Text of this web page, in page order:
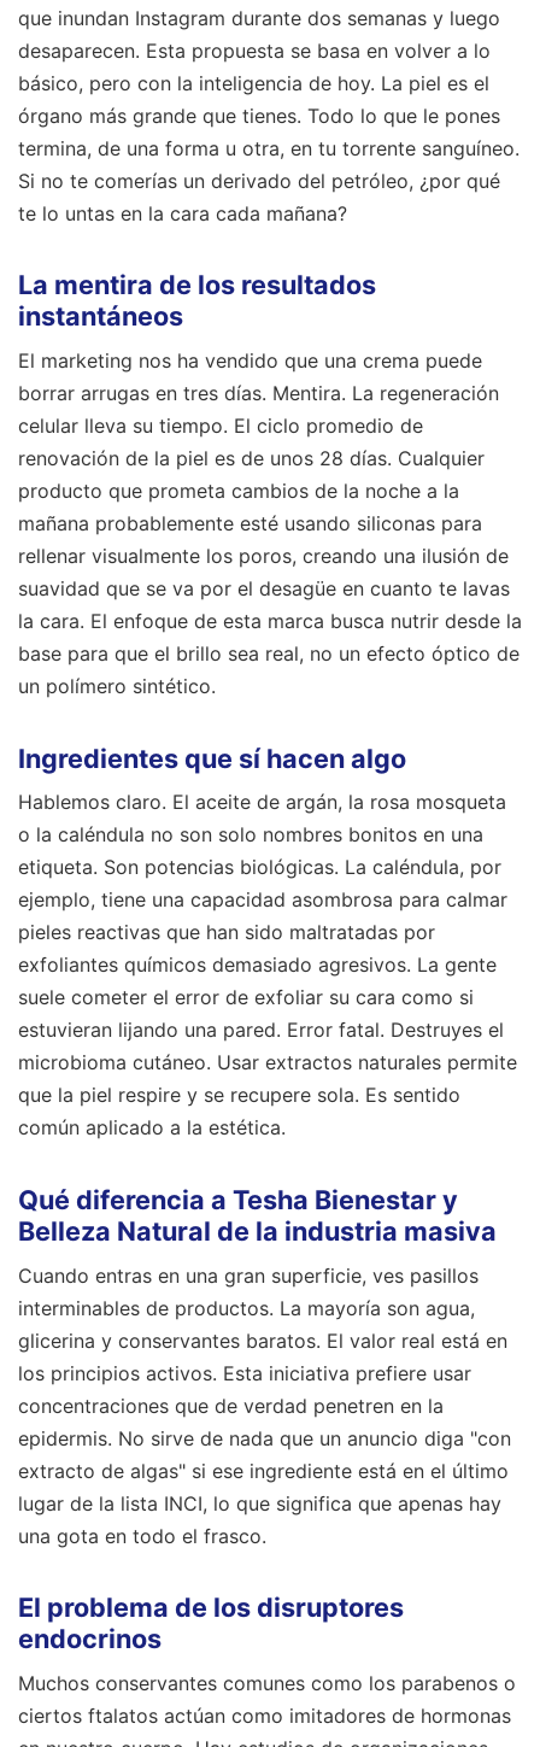
que inundan Instagram durante dos semanas y luego
desaparecen. Esta propuesta se basa en volver a lo
básico, pero con la inteligencia de hoy. La piel es el
órgano más grande que tienes. Todo lo que le pones
termina, de una forma u otra, en tu torrente sanguíneo.
Si no te comerías un derivado del petróleo, ¿por qué
te lo untas en la cara cada mañana?
La mentira de los resultados
instantáneos
El marketing nos ha vendido que una crema puede
borrar arrugas en tres días. Mentira. La regeneración
celular lleva su tiempo. El ciclo promedio de
renovación de la piel es de unos 28 días. Cualquier
producto que prometa cambios de la noche a la
mañana probablemente esté usando siliconas para
rellenar visualmente los poros, creando una ilusión de
suavidad que se va por el desagüe en cuanto te lavas
la cara. El enfoque de esta marca busca nutrir desde la
base para que el brillo sea real, no un efecto óptico de
un polímero sintético.
Ingredientes que sí hacen algo
Hablemos claro. El aceite de argán, la rosa mosqueta
o la caléndula no son solo nombres bonitos en una
etiqueta. Son potencias biológicas. La caléndula, por
ejemplo, tiene una capacidad asombrosa para calmar
pieles reactivas que han sido maltratadas por
exfoliantes químicos demasiado agresivos. La gente
suele cometer el error de exfoliar su cara como si
estuvieran lijando una pared. Error fatal. Destruyes el
microbioma cutáneo. Usar extractos naturales permite
que la piel respire y se recupere sola. Es sentido
común aplicado a la estética.
Qué diferencia a Tesha Bienestar y
Belleza Natural de la industria masiva
Cuando entras en una gran superficie, ves pasillos
interminables de productos. La mayoría son agua,
glicerina y conservantes baratos. El valor real está en
los principios activos. Esta iniciativa prefiere usar
concentraciones que de verdad penetren en la
epidermis. No sirve de nada que un anuncio diga "con
extracto de algas" si ese ingrediente está en el último
lugar de la lista INCI, lo que significa que apenas hay
una gota en todo el frasco.
El problema de los disruptores
endocrinos
Muchos conservantes comunes como los parabenos o
ciertos ftalatos actúan como imitadores de hormonas